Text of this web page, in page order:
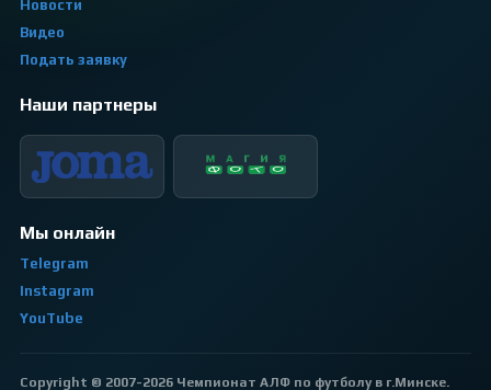
Новости
Видео
Подать заявку
Наши партнеры
Мы онлайн
Telegram
Instagram
YouTube
Copyright © 2007-2026 Чемпионат АЛФ по футболу в г.Минске.